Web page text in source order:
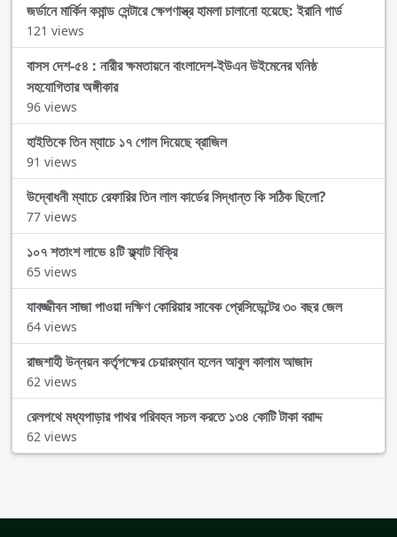
জর্ডানে মার্কিন কমান্ড সেন্টারে ক্ষেপণাস্ত্র হামলা চালানো হয়েছে: ইরানি গার্ড
121 views
বাসস দেশ-৫৪ : নারীর ক্ষমতায়নে বাংলাদেশ-ইউএন উইমেনের ঘনিষ্ঠ
সহযোগিতার অঙ্গীকার
96 views
হাইতিকে তিন ম্যাচে ১৭ গোল দিয়েছে ব্রাজিল
91 views
উদ্বোধনী ম্যাচে রেফারির তিন লাল কার্ডের সিদ্ধান্ত কি সঠিক ছিলো?
77 views
১০৭ শতাংশ লাভে ৪টি ফ্ল্যাট বিক্রি
65 views
যাবজ্জীবন সাজা পাওয়া দক্ষিণ কোরিয়ার সাবেক প্রেসিডেন্টের ৩০ বছর জেল
64 views
রাজশাহী উন্নয়ন কর্তৃপক্ষের চেয়ারম্যান হলেন আবুল কালাম আজাদ
62 views
রেলপথে মধ্যপাড়ার পাথর পরিবহন সচল করতে ১৩৪ কোটি টাকা বরাদ্দ
62 views